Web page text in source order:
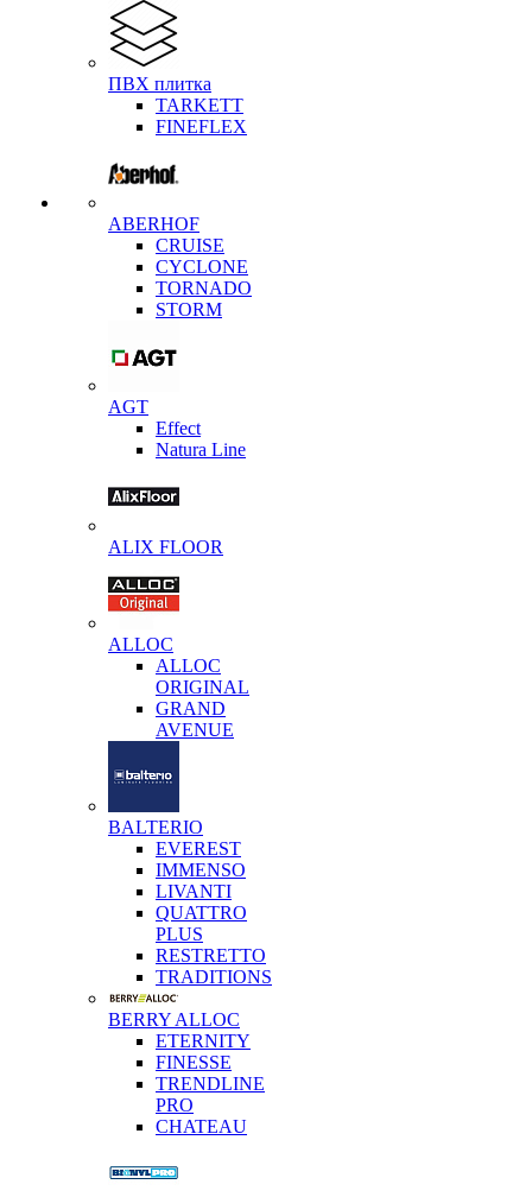
ПВХ плитка
TARKETT
FINEFLEX
ABERHOF
CRUISE
CYCLONE
TORNADO
STORM
AGT
Effect
Natura Line
ALIX FLOOR
ALLOC
ALLOC
ORIGINAL
GRAND
AVENUE
BALTERIO
EVEREST
IMMENSO
LIVANTI
QUATTRO
PLUS
RESTRETTO
TRADITIONS
BERRY ALLOC
ETERNITY
FINESSE
TRENDLINE
PRO
CHATEAU